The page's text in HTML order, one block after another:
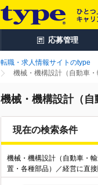
応募管理
転職・求人情報サイトのtype
機械・機構設計（自動車
機械・機構設計（
現在の検索条件
機械・機構設計（自動車・
置・各種部品）／経営に直